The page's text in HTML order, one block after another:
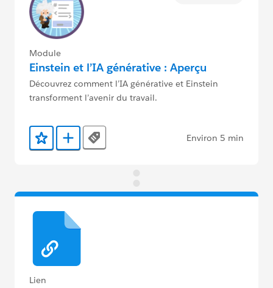
Module
Einstein et l’IA générative : Aperçu
Découvrez comment l’IA générative et Einstein
transforment l’avenir du travail.
Ajouter aux favoris
Ajouter au Trailmix
Tags Environ 5 min
Lien